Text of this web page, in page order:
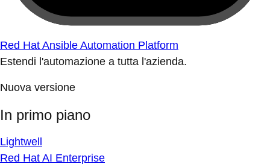
Red Hat Ansible Automation Platform
Estendi l'automazione a tutta l'azienda.
Nuova versione
In primo piano
Lightwell
Red Hat AI Enterprise